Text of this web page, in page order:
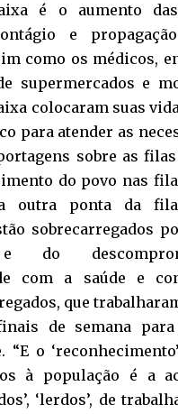
é o aumento
e
como os médicos,
supermercados e
colocaram suas
para atender as
sobre as
do povo nas
outra ponta da
sobrecarregados
do
com a saúde e
que
de semana
“E o
à população é a
‘lerdos’, de